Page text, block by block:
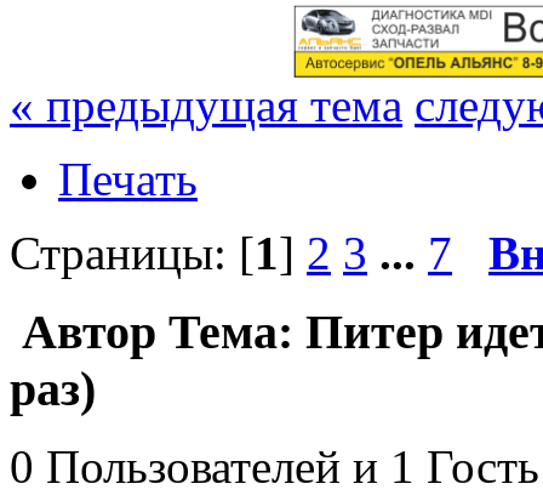
« предыдущая тема
Печать
Страницы: [1] 2 3 ... 7
Автор Тема: Питер
раз)
0 Пользователей и 1